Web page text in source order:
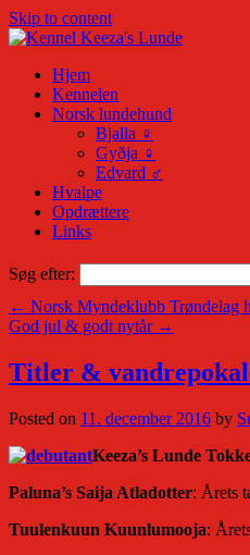
Skip to content
Hjem
Kennelen
Norsk lundehund
Bjalla ♀
Gyðja ♀
Edvard ♂
Hvalpe
Opdrættere
Links
Søg efter:
← Norsk Myndeklubb Trøndelag
God jul & godt nytår →
Titler &
Posted on 11. december 2016 by
Keeza’s Lunde
Paluna’s Saija Atladotter: Årets
Tuulenkuun Kuunlumooja: